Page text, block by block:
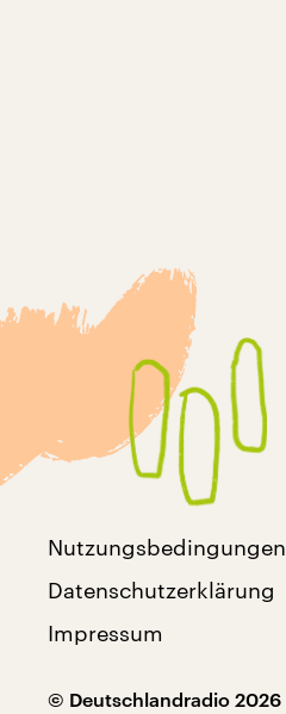
Nutzungsbedingungen
Datenschutzerklärung
Impressum
© Deutschlandradio 2026